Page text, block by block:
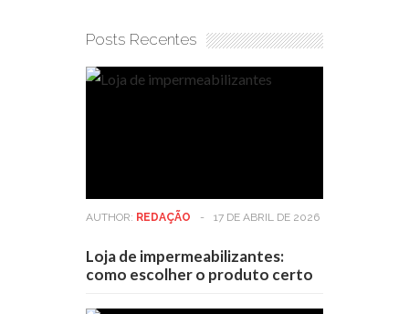
Posts Recentes
AUTHOR: REDAÇÃO - 17 DE ABRIL DE 2026
Loja de impermeabilizantes:
como escolher o produto certo